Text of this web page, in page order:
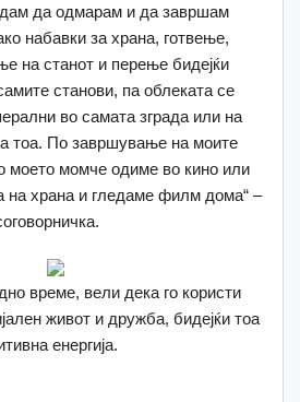
да одмарам и да завршам
набавки за храна, готвење,
на станот и перење бидејќи
станови, па облеката се
во самата зграда или на
тоа. По завршување на моите
моето момче одиме во кино или
на храна и гледаме филм дома“ –
време, вели дека го користи
живот и дружба, бидејќи тоа
енергија.